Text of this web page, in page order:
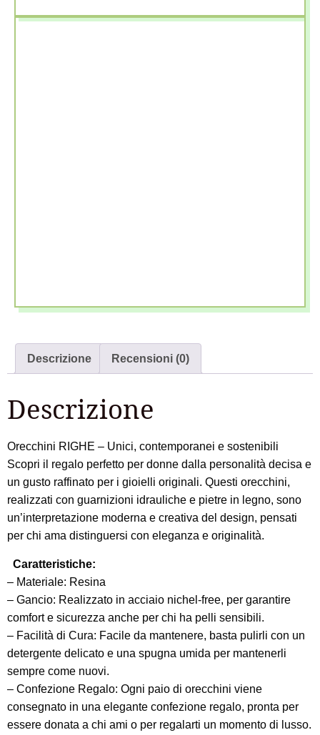
Descrizione Recensioni (0)
Descrizione
Orecchini RIGHE – Unici, contemporanei e sostenibili
Scopri il regalo perfetto per donne dalla personalità decisa e
un gusto raffinato per i gioielli originali. Questi orecchini,
realizzati con guarnizioni idrauliche e pietre in legno, sono
un’interpretazione moderna e creativa del design, pensati
per chi ama distinguersi con eleganza e originalità.
Caratteristiche:
– Materiale: Resina
– Gancio: Realizzato in acciaio nichel-free, per garantire
comfort e sicurezza anche per chi ha pelli sensibili.
– Facilità di Cura: Facile da mantenere, basta pulirli con un
detergente delicato e una spugna umida per mantenerli
sempre come nuovi.
– Confezione Regalo: Ogni paio di orecchini viene
consegnato in una elegante confezione regalo, pronta per
essere donata a chi ami o per regalarti un momento di lusso.